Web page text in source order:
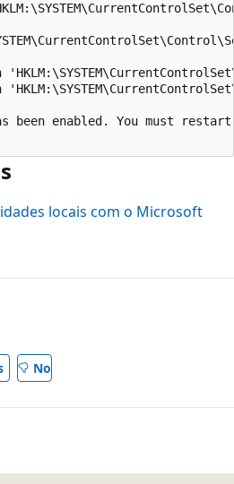
been enabled. You must
locais com o Microsoft
No